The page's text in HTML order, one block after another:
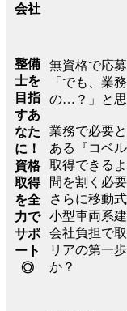
会社
整備
士を
目指
すあ
なた
に！
資格
取得
を全
力で
サポ
ート
◎
無資格で応
「でも、業
の…？」と思
業務で必要
ある『コベ
取得できる
間を割く必
さらに移動
小型車両系
会社負担で
リアの第一
か？